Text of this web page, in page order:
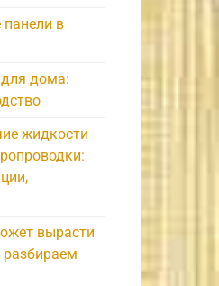
в
дома:
жидкости
вырасти